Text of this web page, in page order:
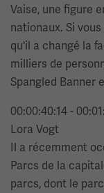
Vaise, une figure
nationaux. Si
qu'il a changé la
milliers de
Spangled Banner
00:00:40:14 -
Lora Vogt
Il a récemment
Parcs de la
parcs, dont le